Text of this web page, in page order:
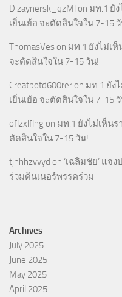
Dizaynersk_qzMl on มท.1 ยั
เยิ่นเย้อ จะตัดสินใจใน 7-15
ThomasVes on มท.1 ยังไม่เห็
จะตัดสินใจใน 7-15 วัน!
Creatbotd600rer on มท.1 ยัง
เยิ่นเย้อ จะตัดสินใจใน 7-15
oflzxlflhg on มท.1 ยังไม่เห็นร
ตัดสินใจใน 7-15 วัน!
tjhhhzvvyd on ‘เฉลิมชัย’ แจ
ร่วมดินเนอร์พรรคร่วม
Archives
July 2025
June 2025
May 2025
April 2025